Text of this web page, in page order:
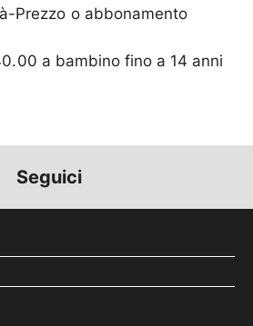
Prezzo o abbonamento
a bambino fino a 14 anni
Seguici